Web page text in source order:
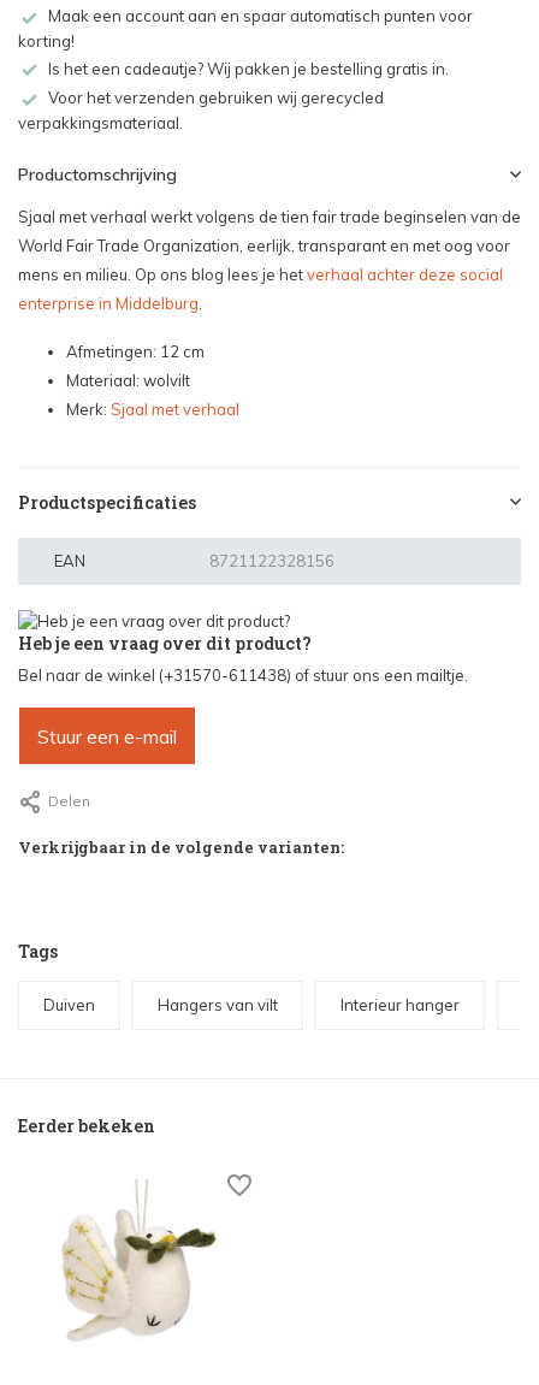
Maak een account aan en spaar automatisch punten voor
korting!
Is het een cadeautje? Wij pakken je bestelling gratis in.
Voor het verzenden gebruiken wij gerecycled
verpakkingsmateriaal.
Productomschrijving
Sjaal met verhaal werkt volgens de tien fair trade beginselen van de
World Fair Trade Organization, eerlijk, transparant en met oog voor
mens en milieu. Op ons blog lees je hetverhaal achter deze social
enterprise in Middelburg.
Afmetingen: 12 cm
Materiaal: wolvilt
Merk: Sjaal met verhaal
Productspecificaties
EAN 8721122328156
Heb je een vraag over dit product?
Bel naar de winkel (+31570-611438) of stuur ons een mailtje.
Stuur een e-mail
Delen
Verkrijgbaar in de volgende varianten:
Tags
Duiven Hangers van vilt Interieur hanger
Eerder bekeken